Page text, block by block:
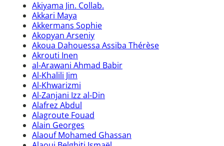
Akiyama Jin. Collab.
Akkari Maya
Akkermans Sophie
Akopyan Arseniy
Akoua Dahouessa Assiba Thérèse
Akrouti Inen
al-Arawani Ahmad Babir
Al-Khalili Jim
Al-Khwarizmi
Al-Zanjani Izz al-Din
Alafrez Abdul
Alagroute Fouad
Alain Georges
Alaouf Mohamed Ghassan